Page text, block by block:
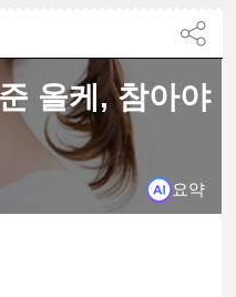
올케, 참아야
요약
.